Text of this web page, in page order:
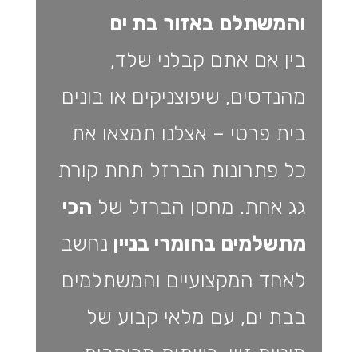
והמשתלם באזור בת ים
בין אם אתם קבלני שלד,
מהנדסים, שיפוצניקים או בונים
בית פרטי – אצלנו תמצאו את
כל פתרונות הברזל תחת קורת
גג אחת. מחסן הברזל של הכי
מתשלמים בחומרי בניין נחשב
לאחד המקצועיים והמשתלמים
בבת ים, עם מלאי קבוע של